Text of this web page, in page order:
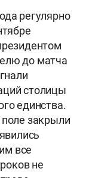
регулярно
до матча
столицы
единства.
закрыли
все
не